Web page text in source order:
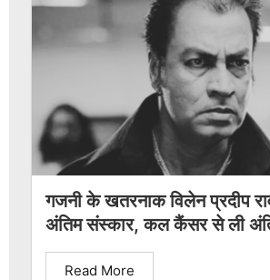
गजनी के खतरनाक विलेन प्रदीप
अंतिम संस्कार, कल कैंसर से ली
Read More